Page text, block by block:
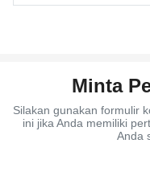
bars (66cm). Item Name
Minta
Silakan gunakan formulir
ini jika Anda memiliki
Anda